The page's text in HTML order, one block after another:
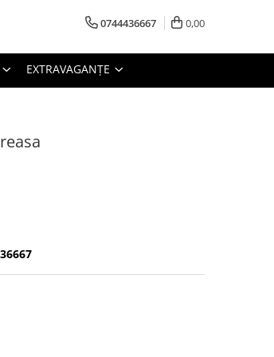
0744436667 0,00
EXTRAVAGANȚE